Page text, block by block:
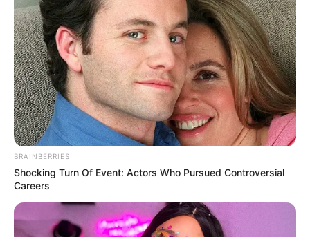
BRAINBERRIES
Shocking Turn Of Event: Actors Who Pursued Controversial
Careers